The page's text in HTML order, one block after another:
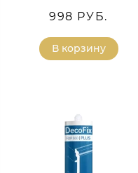
998 РУБ.
В корзину